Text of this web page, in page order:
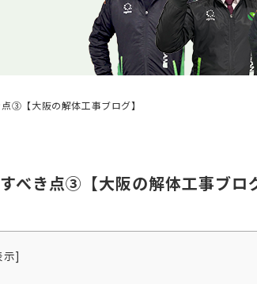
③【大阪の解体工事ブログ】
べき点③【大阪の解体工事ブロ
示]